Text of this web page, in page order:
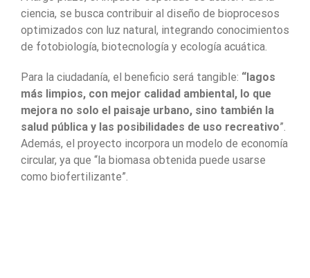
ciencia, se busca contribuir al diseño de bioprocesos
optimizados con luz natural, integrando conocimientos
de fotobiología, biotecnología y ecología acuática.
Para la ciudadanía, el beneficio será tangible: “lagos
más limpios, con mejor calidad ambiental, lo que
mejora no solo el paisaje urbano, sino también la
salud pública y las posibilidades de uso recreativo”.
Además, el proyecto incorpora un modelo de economía
circular, ya que “la biomasa obtenida puede usarse
como biofertilizante”.